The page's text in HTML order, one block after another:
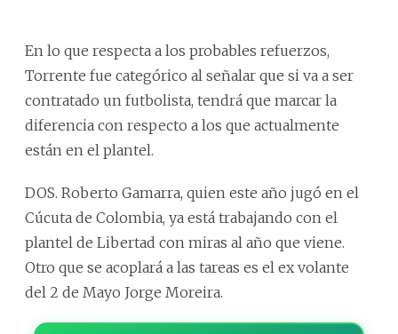
En lo que respecta a los probables refuerzos,
Torrente fue categórico al señalar que si va a ser
contratado un futbolista, tendrá que marcar la
diferencia con respecto a los que actualmente
están en el plantel.
DOS. Roberto Gamarra, quien este año jugó en el
Cúcuta de Colombia, ya está trabajando con el
plantel de Libertad con miras al año que viene.
Otro que se acoplará a las tareas es el ex volante
del 2 de Mayo Jorge Moreira.